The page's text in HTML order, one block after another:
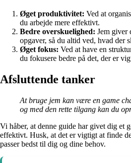
Øget produktivitet: Ved at
du arbejde mere effektivt.
Bedre overskuelighed: Jem giver
opgaver, så du altid ved, hvad der
Øget fokus: Ved at have en
du fokusere bedre på det, der er
Afsluttende tanker
At bruge jem kan være en game
og med den rette tilgang kan du
Vi håber, at denne guide har givet dig et
effektivt. Husk, at det er vigtigt at finde
passer bedst til dig og dine behov.